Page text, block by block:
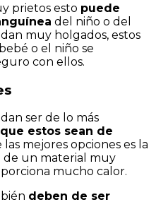
prietos esto puede
del niño o del
muy holgados, estos
o el niño se
con ellos.
ser de lo más
estos sean de
las mejores opciones es la
de un material muy
mucho calor.
deben de ser